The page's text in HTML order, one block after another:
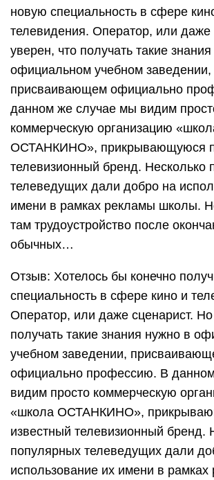
новую специальность в сфере
телевидения. Оператор, или даже
уверен, что получать такие
официальном учебном заведении,
присваивающем официально
данном же случае мы видим
коммерческую организацию
ОСТАНКИНО», прикрывающуюся
телевизионный бренд. Несколько
телеведущих дали добро на
имени в рамках рекламы школы.
там трудоустройство после
обычных…
Отзыв: Хотелось бы конечно
специальность в сфере кино и
Оператор, или даже сценарист. Но
получать такие знания нужно в
учебном заведении,
официально профессию. В
видим просто коммерческую
«школа ОСТАНКИНО»,
известный телевизионный бренд.
популярных телеведущих дали
использование их имени в